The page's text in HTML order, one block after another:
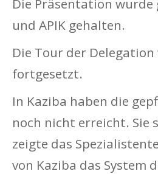
und APIK gehalten.
Die Tour der
fortgesetzt.
In Kaziba haben die
noch nicht erreicht. Sie
zeigte das
von Kaziba das System